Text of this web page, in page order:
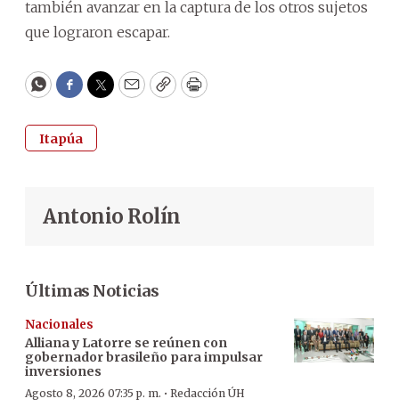
también avanzar en la captura de los otros sujetos
que lograron escapar.
WhatsApp
Facebook
Twitter
EmailCopyPrint
Itapúa
Antonio Rolín
Últimas Noticias
Nacionales
Alliana y Latorre se reúnen con
gobernador brasileño para impulsar
inversiones
Agosto 8, 2026 07:35 p. m. · Redacción ÚH